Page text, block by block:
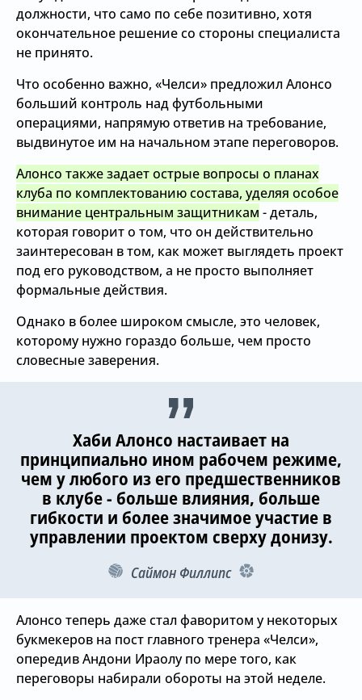
должности, что само по себе позитивно, хотя
окончательное решение со стороны специалиста
не принято.
Что особенно важно, «Челси» предложил Алонсо
больший контроль над футбольными
операциями, напрямую ответив на требование,
выдвинутое им на начальном этапе переговоров.
Алонсо также задает острые вопросы о планах
клуба по комплектованию состава, уделяя особое
внимание центральным защитникам - деталь,
которая говорит о том, что он действительно
заинтересован в том, как может выглядеть проект
под его руководством, а не просто выполняет
формальные действия.
Однако в более широком смысле, это человек,
которому нужно гораздо больше, чем просто
словесные заверения.
Хаби Алонсо настаивает на
принципиально ином рабочем режиме,
чем у любого из его предшественников
в клубе - больше влияния, больше
гибкости и более значимое участие в
управлении проектом сверху донизу.
Саймон Филлипс
Алонсо теперь даже стал фаворитом у некоторых
букмекеров на пост главного тренера «Челси»,
опередив Андони Ираолу по мере того, как
переговоры набирали обороты на этой неделе.